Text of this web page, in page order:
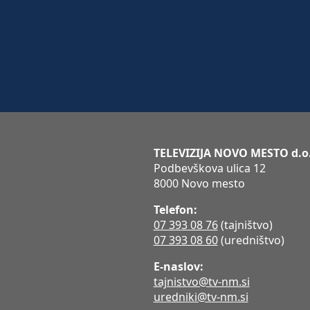
TELEVIZIJA NOVO MESTO
Podbevškova ulica 12
8000 Novo mesto
Telefon:
07 393 08 76(tajništvo)
07 393 08 60(uredništvo)
E-naslov:
tajnistvo@tv-nm.si
uredniki@tv-nm.si